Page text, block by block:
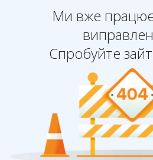
Ми вже
Спробуйте